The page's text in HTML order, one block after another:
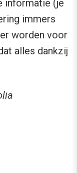
informatie (je
immers
worden voor
alles dankzij